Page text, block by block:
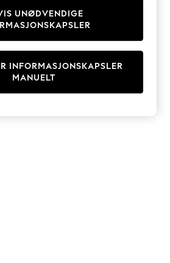
INFORMASJONSKAPSLER
MANUELT
UNØDVENDIGE